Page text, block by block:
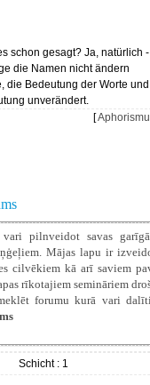
schon gesagt? Ja, natürlich -
die Namen nicht ändern
die Bedeutung der Worte und
unverändert.
[
pilnveidot savas
Mājas lapu ir
cilvēkiem kā arī saviem
rīkotajiem semināriem
forumu kurā vari
Schicht : 1